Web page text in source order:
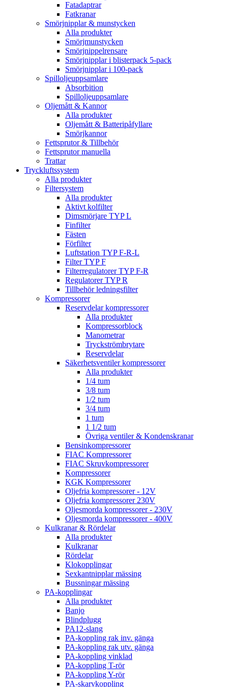
Fatadaptrar
Fatkranar
Smörjnipplar & munstycken
Alla produkter
Smörjmunstycken
Smörjnippelrensare
Smörjnipplar i blisterpack 5-pack
Smörjnipplar i 100-pack
Spilloljeuppsamlare
Absorbition
Spilloljeuppsamlare
Oljemått & Kannor
Alla produkter
Oljemått & Batteripåfyllare
Smörjkannor
Fettsprutor & Tillbehör
Fettsprutor manuella
Trattar
Tryckluftssystem
Alla produkter
Filtersystem
Alla produkter
Aktivt kolfilter
Dimsmörjare TYP L
Finfilter
Fästen
Förfilter
Luftstation TYP F-R-L
Filter TYP F
Filterregulatorer TYP F-R
Regulatorer TYP R
Tillbehör ledningsfilter
Kompressorer
Reservdelar kompressorer
Alla produkter
Kompressorblock
Manometrar
Tryckströmbrytare
Reservdelar
Säkerhetsventiler kompressorer
Alla produkter
1/4 tum
3/8 tum
1/2 tum
3/4 tum
1 tum
1 1/2 tum
Övriga ventiler & Kondenskranar
Bensinkompressorer
FIAC Kompressorer
FIAC Skruvkompressorer
Kompressorer
KGK Kompressorer
Oljefria kompressorer - 12V
Oljefria kompressorer 230V
Oljesmorda kompressorer - 230V
Oljesmorda kompressorer - 400V
Kulkranar & Rördelar
Alla produkter
Kulkranar
Rördelar
Klokopplingar
Sexkantnipplar mässing
Bussningar mässing
PA-kopplingar
Alla produkter
Banjo
Blindplugg
PA12-slang
PA-koppling rak inv. gänga
PA-koppling rak utv. gänga
PA-koppling vinklad
PA-koppling T-rör
PA-koppling Y-rör
PA-skarvkoppling